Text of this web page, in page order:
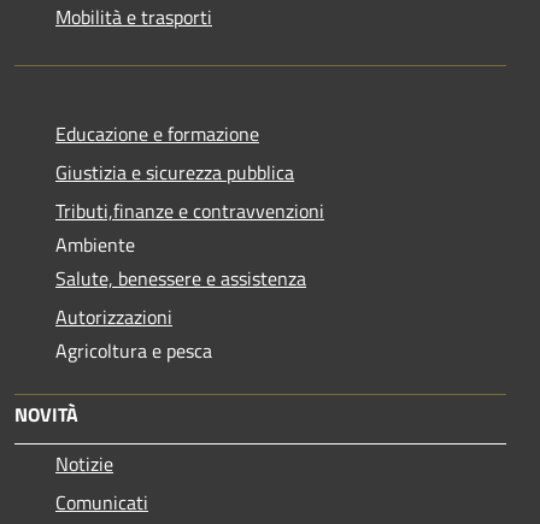
Mobilità e trasporti
Educazione e formazione
Giustizia e sicurezza pubblica
Tributi,finanze e contravvenzioni
Ambiente
Salute, benessere e assistenza
Autorizzazioni
Agricoltura e pesca
NOVITÀ
Notizie
Comunicati